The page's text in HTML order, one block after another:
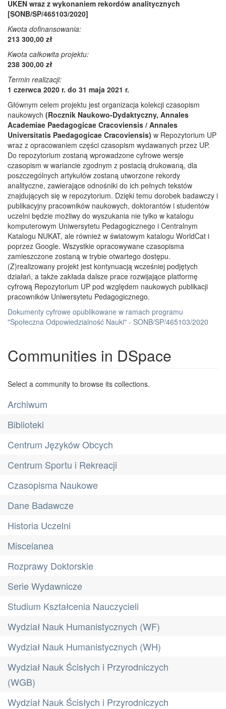
UKEN wraz z wykonaniem rekordów analitycznych
[SONB/SP/465103/2020]
Kwota dofinansowania:
213 300,00 zł
Kwota całkowita projektu:
238 300,00 zł
Termin realizacji:
1 czerwca 2020 r. do 31 maja 2021 r.
Głównym celem projektu jest organizacja kolekcji czasopism
naukowych (Rocznik Naukowo-Dydaktyczny, Annales
Academiae Paedagogicae Cracoviensis / Annales
Universitatis Paedagogicae Cracoviensis) w Repozytorium UP
wraz z opracowaniem części czasopism wydawanych przez UP.
Do repozytorium zostaną wprowadzone cyfrowe wersje
czasopism w wariancie zgodnym z postacią drukowaną, dla
poszczególnych artykułów zostaną utworzone rekordy
analityczne, zawierające odnośniki do ich pełnych tekstów
znajdujących się w repozytorium. Dzięki temu dorobek badawczy i
publikacyjny pracowników naukowych, doktorantów i studentów
uczelni będzie możliwy do wyszukania nie tylko w katalogu
komputerowym Uniwersytetu Pedagogicznego i Centralnym
Katalogu NUKAT, ale również w światowym katalogu WorldCat i
poprzez Google. Wszystkie opracowywane czasopisma
zamieszczone zostaną w trybie otwartego dostępu.
(Z)realizowany projekt jest kontynuacją wcześniej podjętych
działań, a także zakłada dalsze prace rozwijające platformę
cyfrową Repozytorium UP pod względem naukowych publikacji
pracowników Uniwersytetu Pedagogicznego.
Dokumenty cyfrowe opublikowane w ramach programu
"Społeczna Odpowiedzialność Nauki" - SONB/SP/465103/2020
Communities in DSpace
Select a community to browse its collections.
Archiwum
Biblioteki
Centrum Języków Obcych
Centrum Sportu i Rekreacji
Czasopisma Naukowe
Dane Badawcze
Historia Uczelni
Miscelanea
Rozprawy Doktorskie
Serie Wydawnicze
Studium Kształcenia Nauczycieli
Wydział Nauk Humanistycznych (WF)
Wydział Nauk Humanistycznych (WH)
Wydział Nauk Ścisłych i Przyrodniczych
(WGB)
Wydział Nauk Ścisłych i Przyrodniczych